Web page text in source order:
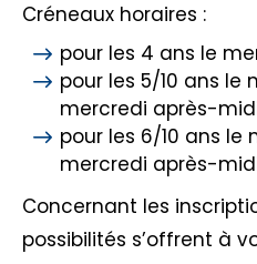
Créneaux horaires :
pour les 4 ans le
pour les 5/10 ans
mercredi après-
pour les 6/10 ans le
mercredi après-
Concernant les
possibilités s’offrent à